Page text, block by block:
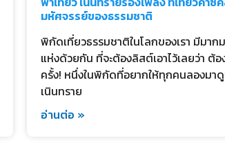
มหัศจรรย์ของธรรมชาติ
พิกัดเที่ยวธรรมชาติในโลกของเรา มีมาก
แห่งด้วยกัน ที่จะต้องลิสต์เอาไว้เลยว่า ต้อ
ครั้ง! หนึ่งในพิกัดที่อยากให้ทุกคนลองมา
เนินทราย
อ่านต่อ »